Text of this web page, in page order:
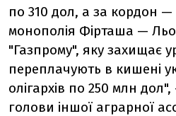
по 310 дол, а за кордон
монополія Фірташа —
"Газпрому", яку захищає
переплачують в кишені
олігархів по 250 млн
голови іншої аграрної